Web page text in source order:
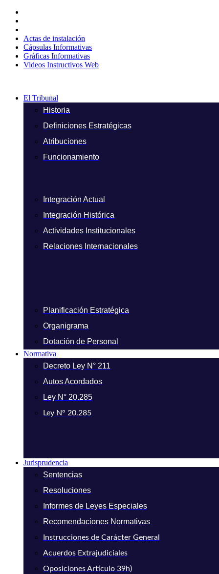
contenido
Actas de instalación
Cápsulas Informativas
Gráficas Informativas
Videos Instructivos Web
El Tribunal
Historia
Definiciones Estratégicas
Atribuciones
Funcionamiento
Integración Actual
Integración Histórica
Actividades Institucionales
Relaciones Internacionales
Planificación Estratégica
Organigrama
Dotación de Personal
Normativa
Decreto Ley N° 211
Autos Acordados
Ley N° 20.285
Ley N° 20.285
Jurisprudencia
Sentencias
Resoluciones
Informes de Leyes Especiales
Recomendaciones Normativas
Instrucciones de Carácter General
Acuerdos Extrajudiciales
Oposiciones Artículo 39h)